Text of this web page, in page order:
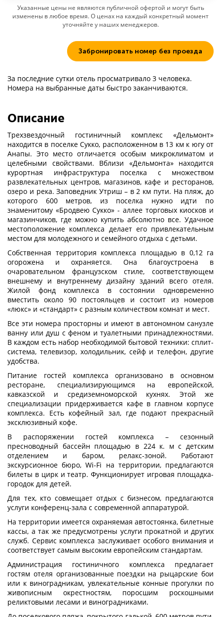
Указанные цены не являются публичной офертой и могут быть
изменены в любое время. О ценах на каждый конкретный момент
уточняйте у наших менеджеров.
Забронировать номер без проезда
За последние сутки отель просматривало 3 человека.
Номера на выбранные даты быстро заканчиваются.
Описание
Трехзвездочный гостиничный комплекс «Дельмонт»
находится в поселке Сукко, расположенном в 13 км к югу от
Анапы. Это место отличается особым микроклиматом и
целебными свойствами. Вблизи «Дельмонта» находится
курортная инфраструктура поселка с множеством
развлекательных центров, магазинов, кафе и ресторанов,
озеро и река. Заповедник Утриш – в 2 км пути. На пляж, до
которого 600 метров, из поселка нужно идти по
знаменитому «Бродвею Сукко» - аллее торговых киосков и
магазинчиков, где можно купить абсолютно все. Удачное
местоположение комплекса делает его привлекательным
местом для молодежного и семейного отдыха с детьми.
Собственная территория комплекса площадью в 0,12 га
огорожена и охраняется. Она благоустроена в
очаровательном французском стиле, соответствующем
внешнему и внутреннему дизайну зданий всего отеля.
Жилой фонд комплекса в состоянии одновременно
вместить около 90 постояльцев и состоит из номеров
«люкс» и «стандарт» с разным количеством комнат и мест.
Все эти номера просторны и имеют в автономном санузле
ванну или душ с феном и туалетными принадлежностями.
В каждом есть набор необходимой бытовой техники: сплит-
система, телевизор, холодильник, сейф и телефон, другие
удобства.
Питание гостей комплекса организовано в основном
ресторане, специализирующимся на европейской,
кавказской и средиземноморской кухнях. Этой же
специализации придерживается кафе в главном корпусе
комплекса. Есть кофейный зал, где подают прекрасный
эксклюзивный кофе.
В распоряжении гостей комплекса – сезонный
пресноводный бассейн площадью в 224 к. м с детским
отделением и баром, релакс-зоной. Работают
экскурсионное бюро, Wi-Fi на территории, предлагаются
билеты в цирк и театр. Функционирует игровая площадка-
городок для детей.
Для тех, кто совмещает отдых с бизнесом, предлагаются
услуги конференц-зала с современной аппаратурой.
На территории имеется охраняемая автостоянка, билетные
кассы, а так же предусмотрены услуги прокатной и других
служб. Сервис комплекса заслуживает особого внимания и
соответствует самым высоким европейским стандартам.
Администрация гостиничного комплекса предлагает
гостям отеля организованные поездки на рыцарские бои
или к виноградникам, увлекательные конные прогулки по
живописным окрестностям, поросшим роскошными
реликтовыми лесами и виноградниками.